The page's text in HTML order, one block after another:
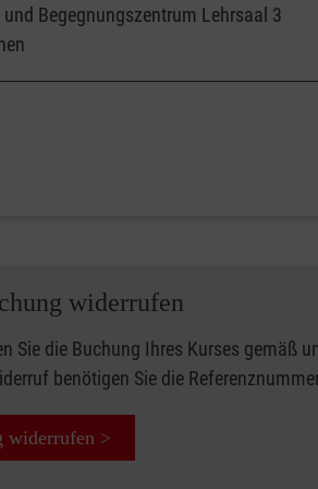
Begegnungszentrum Lehrsaal 3
widerrufen
Sie die Buchung Ihres Kurses gemäß
benötigen Sie die
widerrufen >